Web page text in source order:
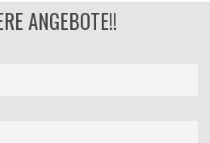
ANGEBOTE!!